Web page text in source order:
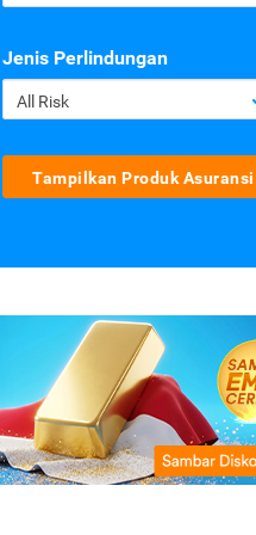
Jenis Perlindungan
All Risk
Tampilkan Produk Asuransi